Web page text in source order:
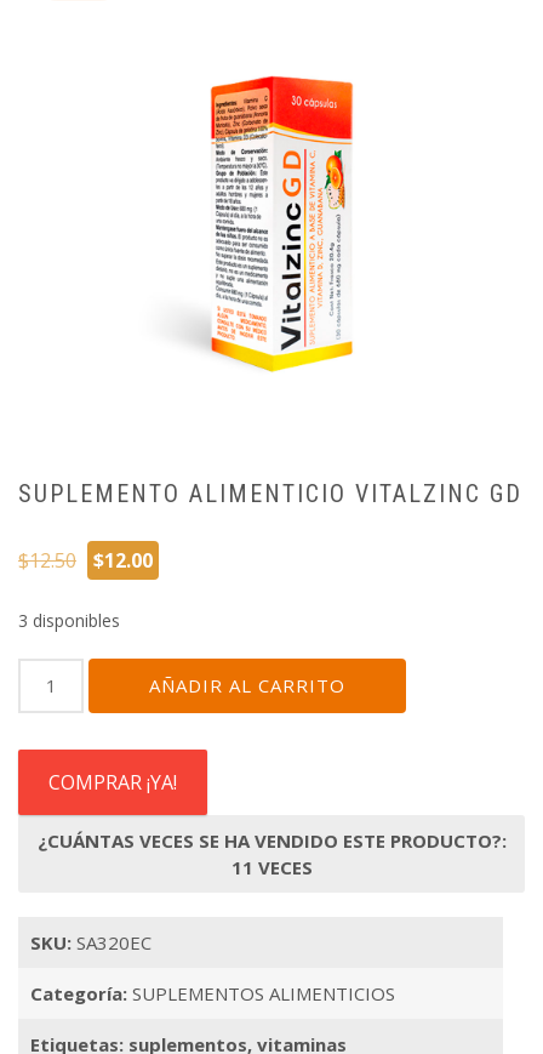
SUPLEMENTO ALIMENTICIO VITALZINC GD
$12.50
El
precio
original
$12.50.
$12.00
$12.00.
3 disponibles
SUPLEMENTO
ALIMENTICIO
GD
cantidad
AÑADIR AL CARRITO
COMPRAR ¡YA!
¿CUÁNTAS VECES SE HA VENDIDO ESTE PRODUCTO?:
11 VECES
SKU: SA320EC
Categoría: SUPLEMENTOS ALIMENTICIOS
Etiquetas: suplementos, vitaminas